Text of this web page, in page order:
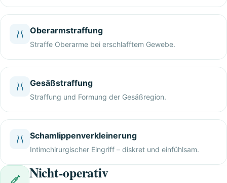
Oberarmstraffung
Straffe Oberarme bei erschlafftem Gewebe.
Gesäßstraffung
Straffung und Formung der Gesäßregion.
Schamlippenverkleinerung
Intimchirurgischer Eingriff – diskret und einfühlsam.
Nicht-operativ